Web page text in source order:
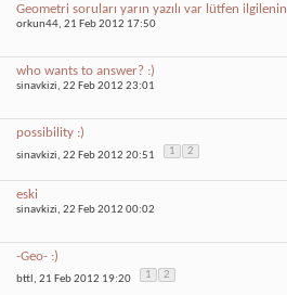
Geometri soruları yarın yazılı var lütfen ilgilenin
orkun44, 21 Feb 2012 17:50
who wants to answer? :)
sinavkizi, 22 Feb 2012 23:01
possibility :)
sinavkizi, 22 Feb 2012 20:51 1 2
eski
sinavkizi, 22 Feb 2012 00:02
-Geo- :)
bttl , 21 Feb 2012 19:20 1 2